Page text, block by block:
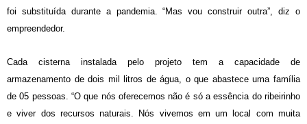
foi substituída durante a pandemia. “Mas vou construir outra”, diz o
empreendedor.
Cada cisterna instalada pelo projeto tem a capacidade de
armazenamento de dois mil litros de água, o que abastece uma família
de 05 pessoas. “O que nós oferecemos não é só a essência do ribeirinho
e viver dos recursos naturais. Nós vivemos em um local com muita